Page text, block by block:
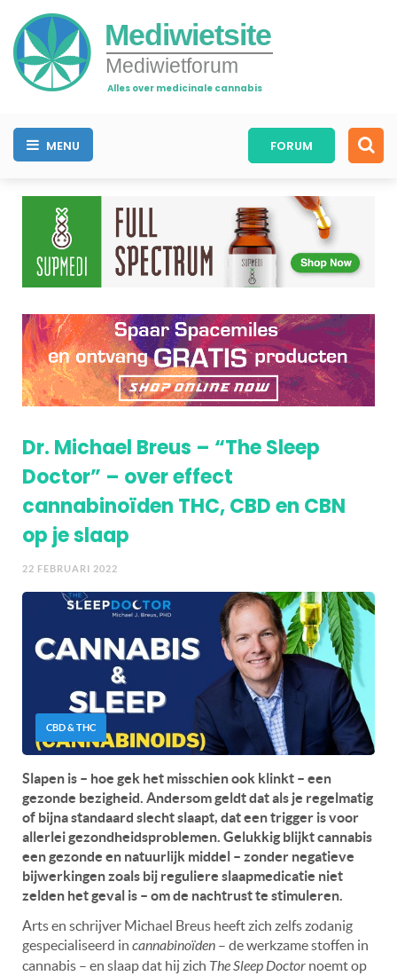
Mediwietsite
Mediwietforum
Alles over medicinale cannabis
MENU FORUM
Dr. Michael Breus – “The Sleep
Doctor” – over effect
cannabinoïden THC, CBD en CBN
op je slaap
22 FEBRUARI 2022
CBD & THC
Slapen is – hoe gek het misschien ook klinkt – een
gezonde bezigheid. Andersom geldt dat als je regelmatig
of bijna standaard slecht slaapt, dat een trigger is voor
allerlei gezondheidsproblemen. Gelukkig blijkt cannabis
een gezonde en natuurlijk middel – zonder negatieve
bijwerkingen zoals bij reguliere slaapmedicatie niet
zelden het geval is – om de nachtrust te stimuleren.
Arts en schrijver Michael Breus heeft zich zelfs zodanig
gespecialiseerd in cannabinoïden – de werkzame stoffen in
cannabis – en slaap dat hij zich The Sleep Doctor noemt op